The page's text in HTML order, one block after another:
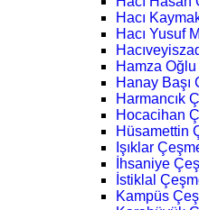
Hacı
Hacı Yusuf
Hamza
Hanay Başı
Harmancık
Hocacihan
Hüsamettin
Işıklar
İhsaniye
İstiklal
Kampüs